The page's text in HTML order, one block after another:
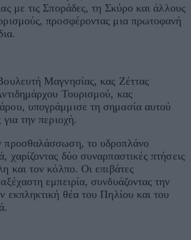
με τις Σποράδες, τη Σκύρο και άλλους
προσφέροντας μια πρωτοφανή
Μαγνησίας, κας Ζέττας
Τουρισμού, κας
υπογράμμισε τη σημασία αυτού
την περιοχή.
προσθαλάσσωση, το υδροπλάνο
χαρίζοντας δύο συναρπαστικές πτήσεις
και τον κόλπο. Οι επιβάτες
εμπειρία, συνδυάζοντας την
εκπληκτική θέα του Πηλίου και του